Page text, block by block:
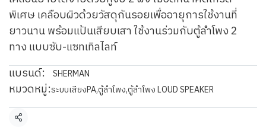
พิเศษ เคลือบผิวด้วยวัสดุกันรอยเพื่ออายุการใช้งานที่
ยาวนาน พร้อมแป้นเสียบเสา ใช้งานร่วมกับตู้ลำโพง 2
ทาง แบบซับ-แซทเทิลไลท์
แบรนด์:
SHERMAN
หมวดหมู่:ระบบเสียงPA,ตู้ลำโพง,ตู้ลำโพง LOUD SPEAKER
แชร์